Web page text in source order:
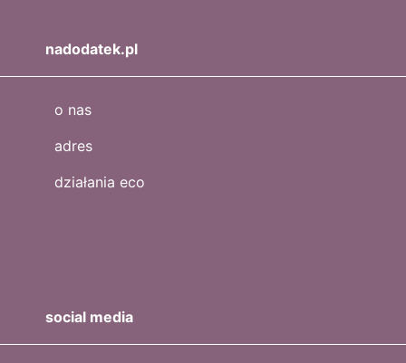
nadodatek.pl
o nas
adres
działania eco
social media